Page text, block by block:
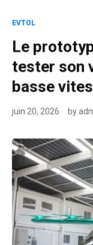
EVTOL
Le
tester son
basse
juin 20, 2026 by